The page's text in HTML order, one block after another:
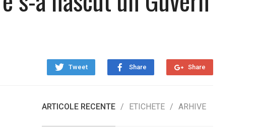
Tweet Share Share
ARTICOLE RECENTE ETICHETE ARHIVE